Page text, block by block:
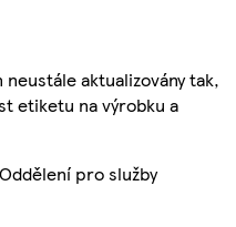
aktualizovány tak,
etiketu na výrobku a
pro služby